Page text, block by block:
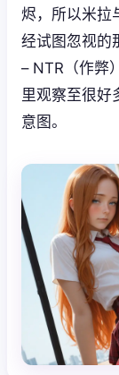
烬，所以米拉
经试图忽视的
– NTR（作弊
里观察至很
意图。